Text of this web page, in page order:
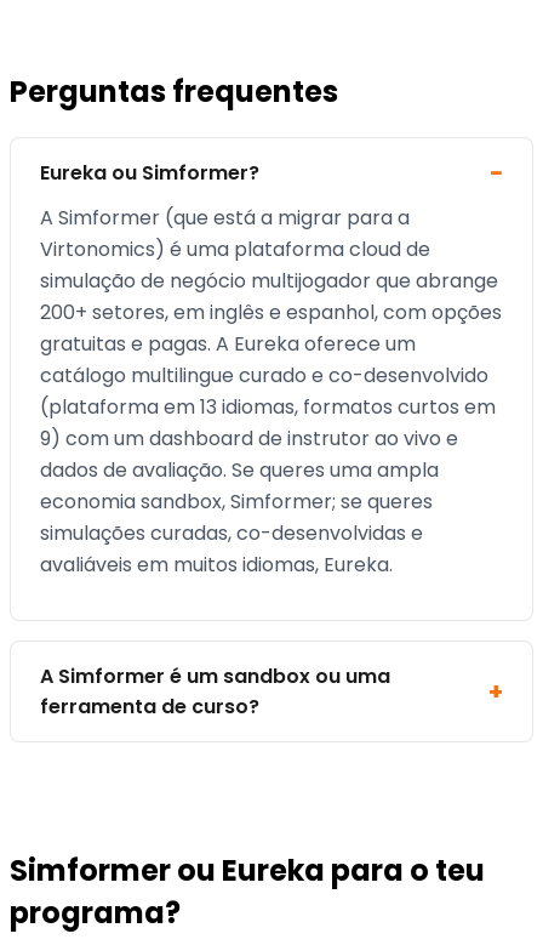
Perguntas frequentes
Eureka ou Simformer?
A Simformer (que está a migrar para a
Virtonomics) é uma plataforma cloud de
simulação de negócio multijogador que abrange
200+ setores, em inglês e espanhol, com opções
gratuitas e pagas. A Eureka oferece um
catálogo multilingue curado e co-desenvolvido
(plataforma em 13 idiomas, formatos curtos em
9) com um dashboard de instrutor ao vivo e
dados de avaliação. Se queres uma ampla
economia sandbox, Simformer; se queres
simulações curadas, co-desenvolvidas e
avaliáveis em muitos idiomas, Eureka.
A Simformer é um sandbox ou uma
ferramenta de curso?
Simformer ou Eureka para o teu
programa?